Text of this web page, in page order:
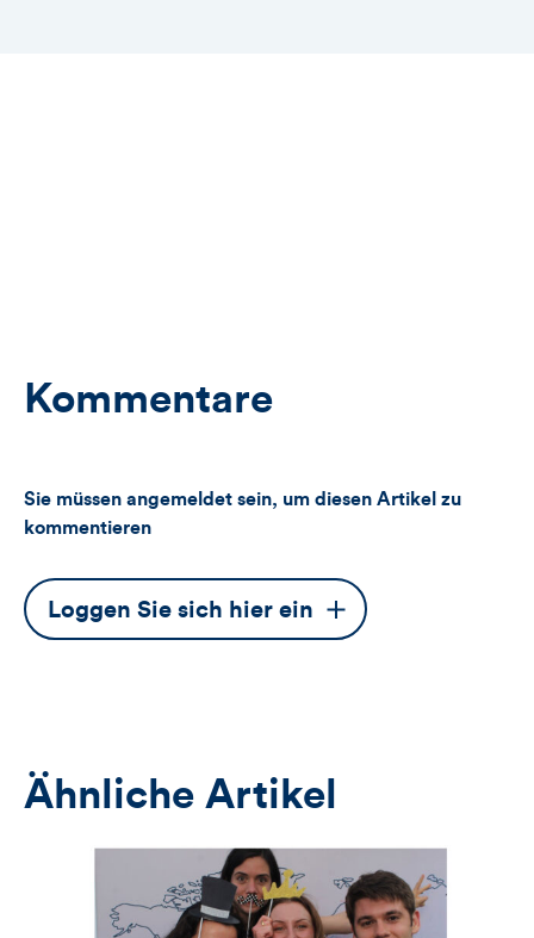
Kommentare
Sie müssen angemeldet sein, um diesen Artikel zu
kommentieren
Dieser
Button
Loggen Sie sich hier ein
Ähnliche Artikel